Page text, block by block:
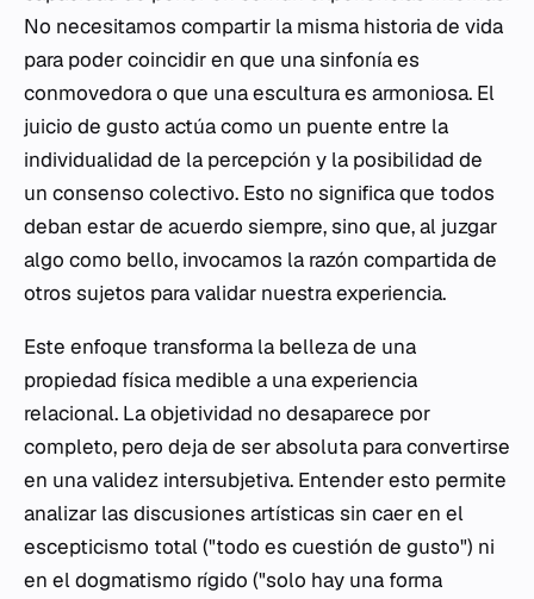
No necesitamos compartir la misma historia de vida
para poder coincidir en que una sinfonía es
conmovedora o que una escultura es armoniosa. El
juicio de gusto actúa como un puente entre la
individualidad de la percepción y la posibilidad de
un consenso colectivo. Esto no significa que todos
deban estar de acuerdo siempre, sino que, al juzgar
algo como bello, invocamos la razón compartida de
otros sujetos para validar nuestra experiencia.
Este enfoque transforma la belleza de una
propiedad física medible a una experiencia
relacional. La objetividad no desaparece por
completo, pero deja de ser absoluta para convertirse
en una validez intersubjetiva. Entender esto permite
analizar las discusiones artísticas sin caer en el
escepticismo total ("todo es cuestión de gusto") ni
en el dogmatismo rígido ("solo hay una forma